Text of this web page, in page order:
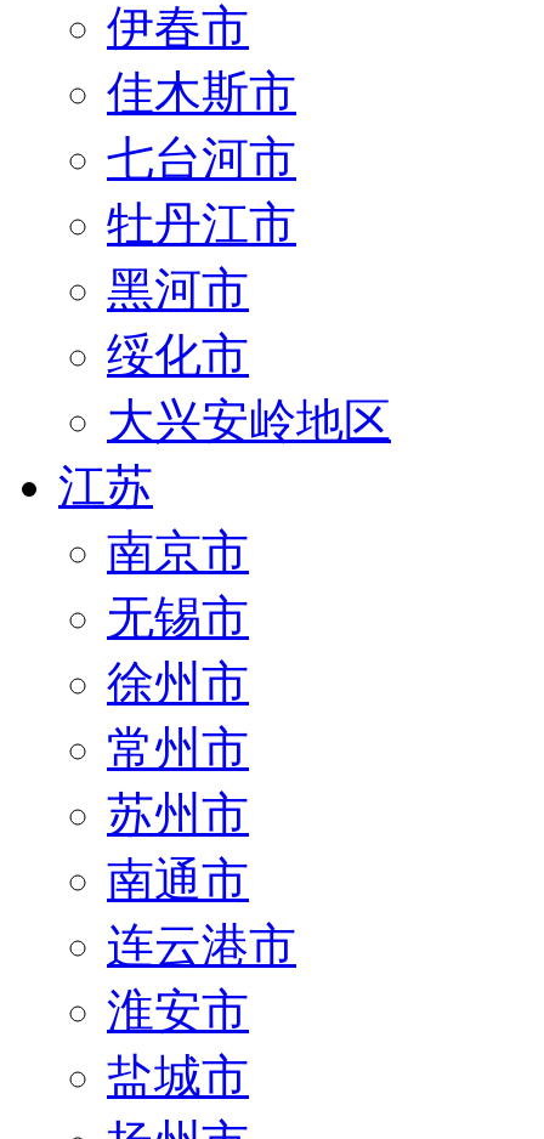
伊春市
佳木斯市
七台河市
牡丹江市
黑河市
绥化市
大兴安岭地区
江苏
南京市
无锡市
徐州市
常州市
苏州市
南通市
连云港市
淮安市
盐城市